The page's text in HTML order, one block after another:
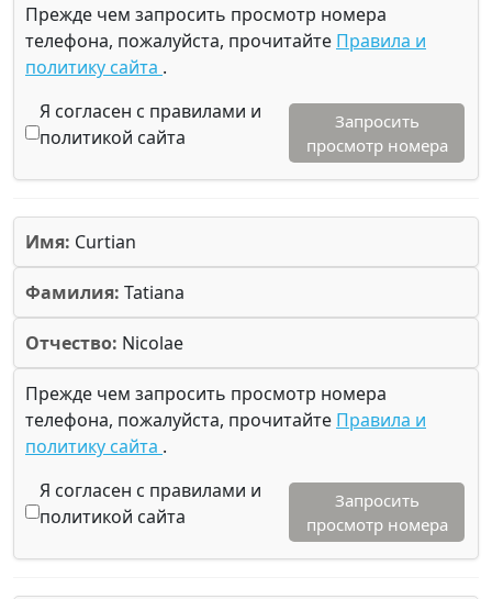
Прежде чем запросить просмотр номера
телефона, пожалуйста, прочитайте Правила и
политику сайта .
Я согласен с правилами и
политикой сайта
Запросить
просмотр номера
Имя: Curtian
Фамилия: Tatiana
Отчество: Nicolae
Прежде чем запросить просмотр номера
телефона, пожалуйста, прочитайте Правила и
политику сайта .
Я согласен с правилами и
политикой сайта
Запросить
просмотр номера